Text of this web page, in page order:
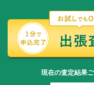
現在の査定結果